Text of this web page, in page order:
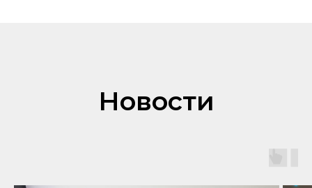
Новости